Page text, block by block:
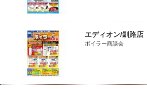
エディオン/釧路店
ボイラー商談会